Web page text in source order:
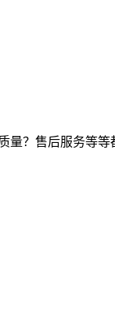
？售后服务等